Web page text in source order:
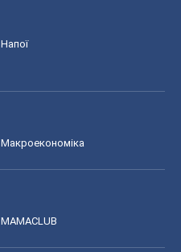
Напої
Макроекономіка
MAMACLUB